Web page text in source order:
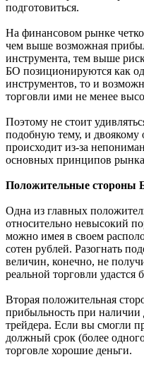
подготовиться.
На финансовом рынке четко
чем выше возможная
инструмента, тем выше
БО позиционируются как
инструментов, то и
торговли ими не менее
Поэтому не стоит
подобную тему, и двоякому
происходит из-за
основных принципов
Положительные стороны
Одна из главных
относительно невысокий
можно имея в своем
сотен рублей. Разогнать
величин, конечно, не
реальной торговли удастся
Вторая положительная
прибыльность при
трейдера. Если вы смогли
должный срок (более
торговле хорошие деньги.